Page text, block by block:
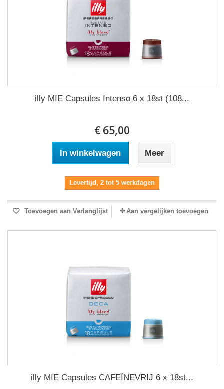
illy MIE Capsules Intenso 6 x 18st (108...
€ 65,00
In winkelwagen Meer
Levertijd, 2 tot 5 werkdagen
Toevoegen aan Verlanglijst Aan vergelijken toevoegen
illy MIE Capsules CAFEÏNEVRIJ 6 x 18st...